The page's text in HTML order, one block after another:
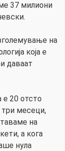
37 милиони
на
која е
даваат
е 20 отсто
три месеци,
на
а кога
нула